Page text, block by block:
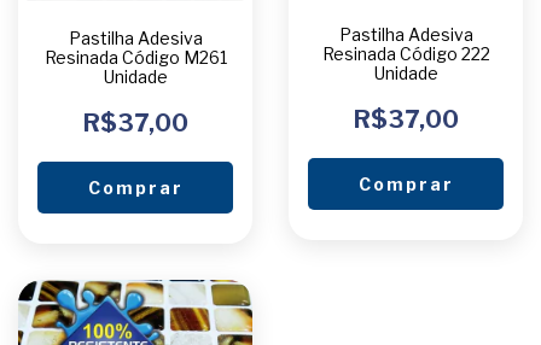
Pastilha Adesiva
Resinada Código M261
Unidade
R$37,00
Comprar
Pastilha Adesiva
Resinada Código 222
Unidade
R$37,00
Comprar